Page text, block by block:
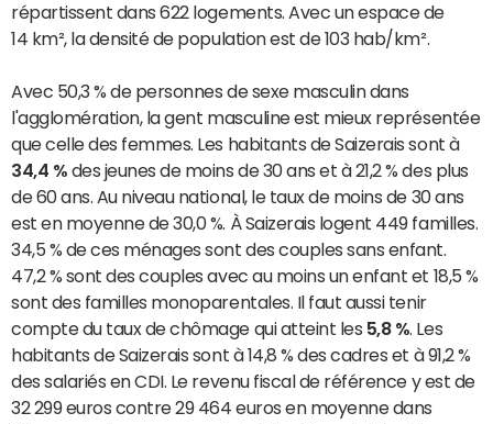
répartissent dans 622 logements. Avec un espace de
14 km², la densité de population est de 103 hab/km².
Avec 50,3 % de personnes de sexe masculin dans
l'agglomération, la gent masculine est mieux représentée
que celle des femmes. Les habitants de Saizerais sont à
34,4 % des jeunes de moins de 30 ans et à 21,2 % des plus
de 60 ans. Au niveau national, le taux de moins de 30 ans
est en moyenne de 30,0 %. À Saizerais logent 449 familles.
34,5 % de ces ménages sont des couples sans enfant.
47,2 % sont des couples avec au moins un enfant et 18,5 %
sont des familles monoparentales. Il faut aussi tenir
compte du taux de chômage qui atteint les 5,8 % . Les
habitants de Saizerais sont à 14,8 % des cadres et à 91,2 %
des salariés en CDI. Le revenu fiscal de référence y est de
32 299 euros contre 29 464 euros en moyenne dans